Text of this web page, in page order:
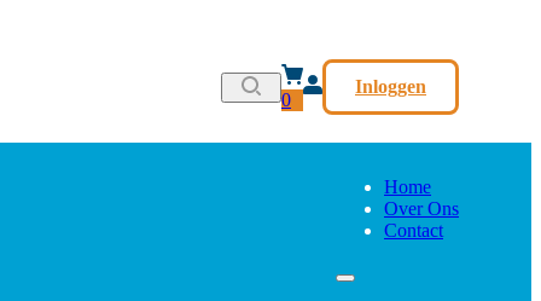
0
Inloggen
Home
Over Ons
Contact